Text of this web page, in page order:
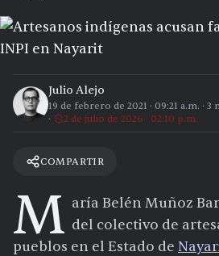
Julio Alejo
19 de febrero de 2021 · 09:21 a.m. · 3
2 de julio de 2026 · 02:10 p.m.
COMPARTIR
M aría Belén Muñoz
del colectivo de
pueblos en el Estado de